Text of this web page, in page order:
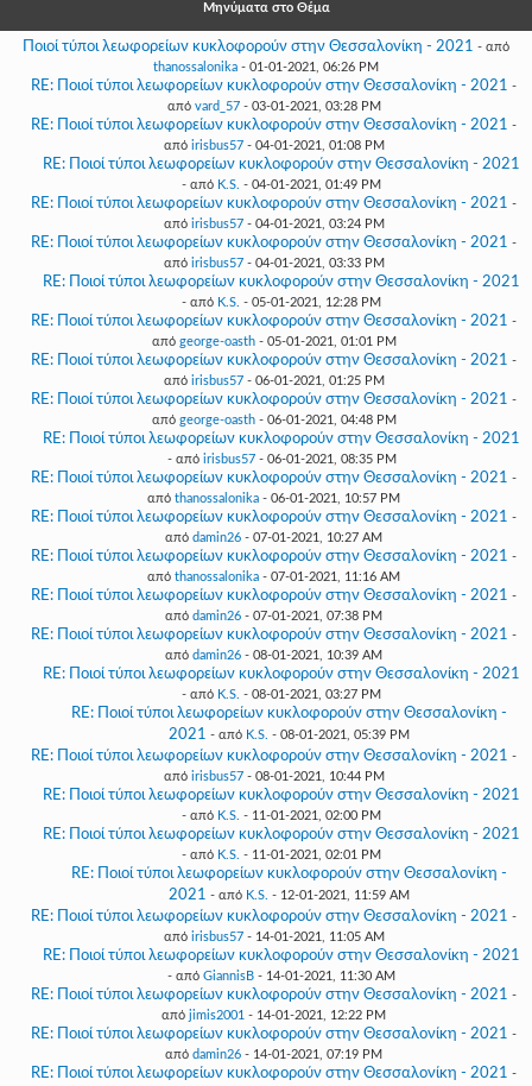
Σύνδεση
Εγγραφή
Μηνύματα στο Θέμα
Ποιοί τύποι λεωφορείων κυκλοφορούν στην Θεσσαλονίκη - 2021 - από
thanossalonika - 01-01-2021, 06:26 PM
RE: Ποιοί τύποι λεωφορείων κυκλοφορούν στην Θεσσαλονίκη - 2021 -
από vard_57- 03-01-2021, 03:28 PM
RE: Ποιοί τύποι λεωφορείων κυκλοφορούν στην Θεσσαλονίκη - 2021 -
από irisbus57- 04-01-2021, 01:08 PM
RE: Ποιοί τύποι λεωφορείων κυκλοφορούν στην Θεσσαλονίκη - 2021
- από K.S. - 04-01-2021, 01:49 PM
RE: Ποιοί τύποι λεωφορείων κυκλοφορούν στην Θεσσαλονίκη - 2021 -
από irisbus57- 04-01-2021, 03:24 PM
RE: Ποιοί τύποι λεωφορείων κυκλοφορούν στην Θεσσαλονίκη - 2021 -
από irisbus57- 04-01-2021, 03:33 PM
RE: Ποιοί τύποι λεωφορείων κυκλοφορούν στην Θεσσαλονίκη - 2021
- από K.S. - 05-01-2021, 12:28 PM
RE: Ποιοί τύποι λεωφορείων κυκλοφορούν στην Θεσσαλονίκη - 2021 -
από george-oasth- 05-01-2021, 01:01 PM
RE: Ποιοί τύποι λεωφορείων κυκλοφορούν στην Θεσσαλονίκη - 2021 -
από irisbus57- 06-01-2021, 01:25 PM
RE: Ποιοί τύποι λεωφορείων κυκλοφορούν στην Θεσσαλονίκη - 2021 -
από george-oasth- 06-01-2021, 04:48 PM
RE: Ποιοί τύποι λεωφορείων κυκλοφορούν στην Θεσσαλονίκη - 2021
- από irisbus57- 06-01-2021, 08:35 PM
RE: Ποιοί τύποι λεωφορείων κυκλοφορούν στην Θεσσαλονίκη - 2021 -
από thanossalonika - 06-01-2021, 10:57 PM
RE: Ποιοί τύποι λεωφορείων κυκλοφορούν στην Θεσσαλονίκη - 2021 -
από damin26 - 07-01-2021, 10:27 AM
RE: Ποιοί τύποι λεωφορείων κυκλοφορούν στην Θεσσαλονίκη - 2021 -
από thanossalonika - 07-01-2021, 11:16 AM
RE: Ποιοί τύποι λεωφορείων κυκλοφορούν στην Θεσσαλονίκη - 2021 -
από damin26 - 07-01-2021, 07:38 PM
RE: Ποιοί τύποι λεωφορείων κυκλοφορούν στην Θεσσαλονίκη - 2021 -
από damin26 - 08-01-2021, 10:39 AM
RE: Ποιοί τύποι λεωφορείων κυκλοφορούν στην Θεσσαλονίκη - 2021
- από K.S. - 08-01-2021, 03:27 PM
RE: Ποιοί τύποι λεωφορείων κυκλοφορούν στην Θεσσαλονίκη -
2021 - από K.S. - 08-01-2021, 05:39 PM
RE: Ποιοί τύποι λεωφορείων κυκλοφορούν στην Θεσσαλονίκη - 2021 -
από irisbus57- 08-01-2021, 10:44 PM
RE: Ποιοί τύποι λεωφορείων κυκλοφορούν στην Θεσσαλονίκη - 2021
- από K.S. - 11-01-2021, 02:00 PM
RE: Ποιοί τύποι λεωφορείων κυκλοφορούν στην Θεσσαλονίκη - 2021
- από K.S. - 11-01-2021, 02:01 PM
RE: Ποιοί τύποι λεωφορείων κυκλοφορούν στην Θεσσαλονίκη -
2021 - από K.S. - 12-01-2021, 11:59 AM
RE: Ποιοί τύποι λεωφορείων κυκλοφορούν στην Θεσσαλονίκη - 2021 -
από irisbus57- 14-01-2021, 11:05 AM
RE: Ποιοί τύποι λεωφορείων κυκλοφορούν στην Θεσσαλονίκη - 2021
- από GiannisB - 14-01-2021, 11:30 AM
RE: Ποιοί τύποι λεωφορείων κυκλοφορούν στην Θεσσαλονίκη - 2021 -
από jimis2001 - 14-01-2021, 12:22 PM
RE: Ποιοί τύποι λεωφορείων κυκλοφορούν στην Θεσσαλονίκη - 2021 -
από damin26 - 14-01-2021, 07:19 PM
RE: Ποιοί τύποι λεωφορείων κυκλοφορούν στην Θεσσαλονίκη - 2021 -